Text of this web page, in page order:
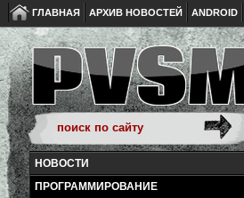
ГЛАВНАЯ АРХИВ НОВОСТЕЙ ANDROID
НОВОСТИ
ПРОГРАММИРОВАНИЕ